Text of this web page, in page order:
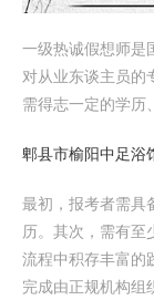
一级热诚假想师是
对从业东谈主员的
需得志一定的学历
郫县市榆阳中足浴
最初，报考者需具
历。其次，需有至
流程中积存丰富的
完成由正规机构组